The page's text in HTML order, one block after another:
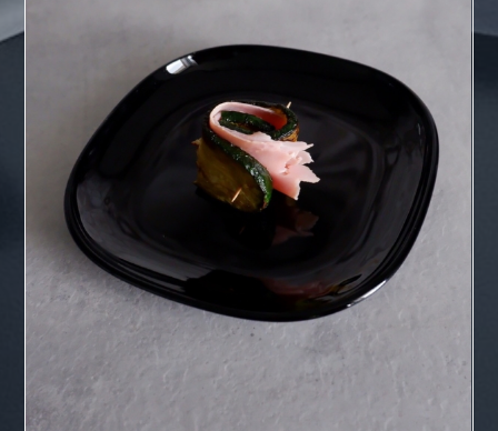
Involtini di prosciutto cotto, zucchine e formaggio